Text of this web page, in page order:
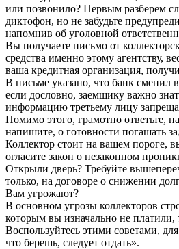
или позвонило? Первым разберем
диктофон, но не забудьте
напомнив об уголовной
Вы получаете письмо от
средства именно этому агентству,
ваша кредитная организация,
В письме указано, что банк сменил
если дословно, заемщику важно
информацию третьему лицу
Помимо этого, грамотно ответьте,
напишите, о готовности погашать
Коллектор стоит на вашем пороге,
огласите закон о незаконном
Открыли дверь? Требуйте
только, на договоре о снижении
Вам угрожают?
В основном угрозы коллекторов
которым вы изначально не платили,
Воспользуйтесь этими советами,
что берешь, следует отдать».